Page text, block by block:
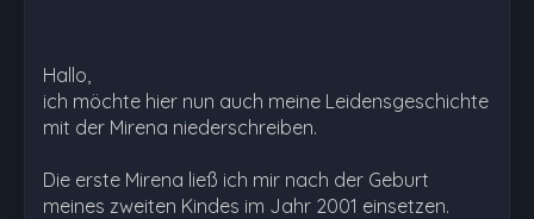
Hallo,
ich möchte hier nun auch meine Leidensgeschichte
mit der Mirena niederschreiben.
Die erste Mirena ließ ich mir nach der Geburt
meines zweiten Kindes im Jahr 2001 einsetzen.